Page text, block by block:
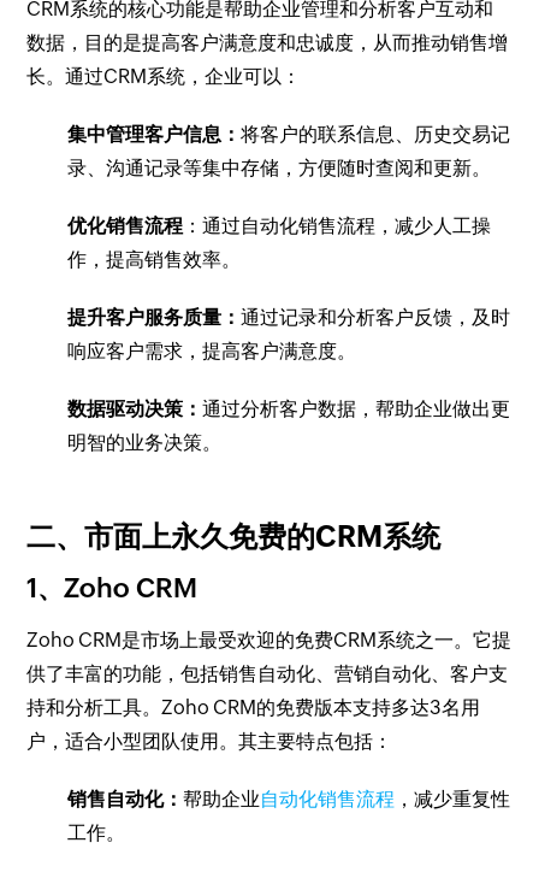
CRM系统的核心功能是帮助企业管理和分析客户互动和
数据，目的是提高客户满意度和忠诚度，从而推动销售增
长。通过CRM系统，企业可以：
集中管理客户信息：将客户的联系信息、历史交易记
录、沟通记录等集中存储，方便随时查阅和更新。
优化销售流程 ：通过自动化销售流程，减少人工操
作，提高销售效率。
提升客户服务质量：通过记录和分析客户反馈，及时
响应客户需求，提高客户满意度。
数据驱动决策：通过分析客户数据，帮助企业做出更
明智的业务决策。
二、市面上永久免费的CRM系统
1、Zoho CRM
Zoho CRM是市场上最受欢迎的免费CRM系统之一。它提
供了丰富的功能，包括销售自动化、营销自动化、客户支
持和分析工具。Zoho CRM的免费版本支持多达3名用
户，适合小型团队使用。其主要特点包括：
销售自动化：帮助企业自动化销售流程 ，减少重复性
工作。